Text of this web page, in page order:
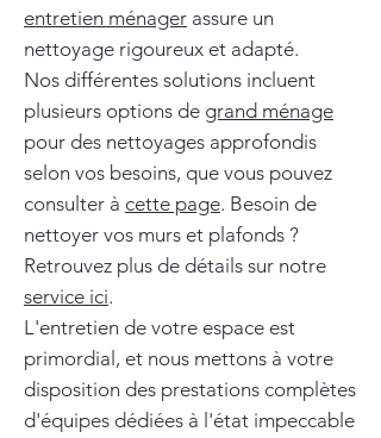
entretien ménager assure un
nettoyage rigoureux et adapté.
Nos différentes solutions incluent
plusieurs options de grand ménage
pour des nettoyages approfondis
selon vos besoins, que vous pouvez
consulter à cette page. Besoin de
nettoyer vos murs et plafonds ?
Retrouvez plus de détails sur notre
service ici.
L'entretien de votre espace est
primordial, et nous mettons à votre
disposition des prestations complètes
d'équipes dédiées à l'état impeccable